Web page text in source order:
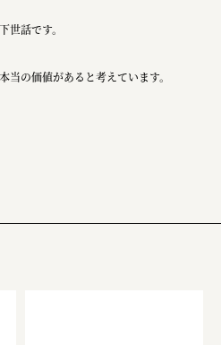
世話です。
の価値があると考えています。